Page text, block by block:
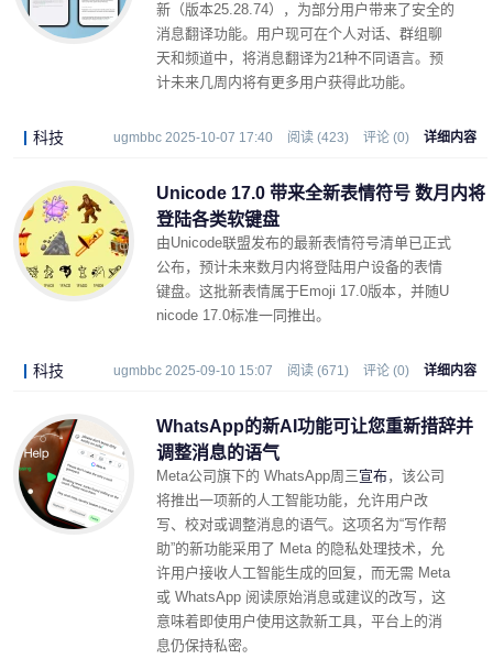
新（版本25.28.74），为部分用户带来了安全的
消息翻译功能。用户现可在个人对话、群组聊
天和频道中，将消息翻译为21种不同语言。预
计未来几周内将有更多用户获得此功能。
科技 ugmbbc 2025-10-07 17:40 阅读 (423) 评论 (0) 详细内容
Unicode 17.0 带来全新表情符号 数月内将
登陆各类软键盘
由Unicode联盟发布的最新表情符号清单已正式
公布，预计未来数月内将登陆用户设备的表情
键盘。这批新表情属于Emoji 17.0版本，并随U
nicode 17.0标准一同推出。
科技 ugmbbc 2025-09-10 15:07 阅读 (671) 评论 (0) 详细内容
WhatsApp的新AI功能可让您重新措辞并
调整消息的语气
Meta公司旗下的 WhatsApp周三宣布，该公司
将推出一项新的人工智能功能，允许用户改
写、校对或调整消息的语气。这项名为“写作帮
助”的新功能采用了 Meta 的隐私处理技术，允
许用户接收人工智能生成的回复，而无需 Meta
或 WhatsApp 阅读原始消息或建议的改写，这
意味着即使用户使用这款新工具，平台上的消
息仍保持私密。